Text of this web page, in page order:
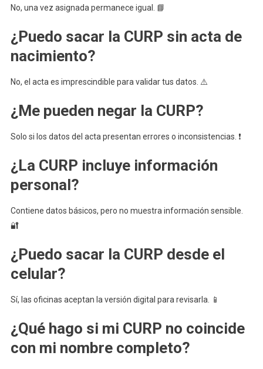
No, una vez asignada permanece igual. 📘
¿Puedo sacar la CURP sin acta de
nacimiento?
No, el acta es imprescindible para validar tus datos. ⚠️
¿Me pueden negar la CURP?
Solo si los datos del acta presentan errores o inconsistencias. ❗
¿La CURP incluye información
personal?
Contiene datos básicos, pero no muestra información sensible.
🔐
¿Puedo sacar la CURP desde el
celular?
Sí, las oficinas aceptan la versión digital para revisarla. 📱
¿Qué hago si mi CURP no coincide
con mi nombre completo?